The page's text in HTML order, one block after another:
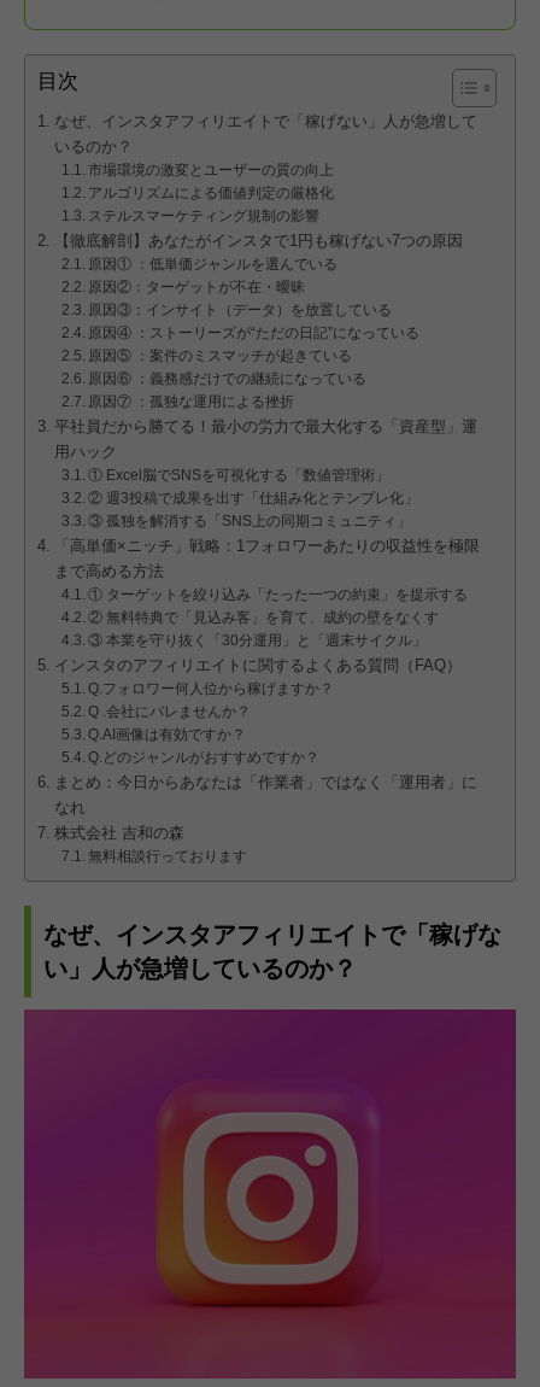
目次
なぜ、インスタアフィリエイトで「稼げない」人が急増して
いるのか？
市場環境の激変とユーザーの質の向上
アルゴリズムによる価値判定の厳格化
ステルスマーケティング規制の影響
【徹底解剖】あなたがインスタで1円も稼げない7つの原因
原因① ：低単価ジャンルを選んでいる
原因②：ターゲットが不在・曖昧
原因③：インサイト（データ）を放置している
原因④ ：ストーリーズが“ただの日記”になっている
原因⑤ ：案件のミスマッチが起きている
原因⑥ ：義務感だけでの継続になっている
原因⑦ ：孤独な運用による挫折
平社員だから勝てる！最小の労力で最大化する「資産型」運
用ハック
① Excel脳でSNSを可視化する「数値管理術」
② 週3投稿で成果を出す「仕組み化とテンプレ化」
③ 孤独を解消する「SNS上の同期コミュニティ」
「高単価×ニッチ」戦略：1フォロワーあたりの収益性を極限
まで高める方法
① ターゲットを絞り込み「たった一つの約束」を提示する
② 無料特典で「見込み客」を育て、成約の壁をなくす
③ 本業を守り抜く「30分運用」と「週末サイクル」
インスタのアフィリエイトに関するよくある質問（FAQ）
Q.フォロワー何人位から稼げますか？
Q .会社にバレませんか？
Q.AI画像は有効ですか？
Q.どのジャンルがおすすめですか？
まとめ：今日からあなたは「作業者」ではなく「運用者」に
なれ
株式会社 吉和の森
無料相談行っております
なぜ、インスタアフィリエイトで「稼げな
い」人が急増しているのか？